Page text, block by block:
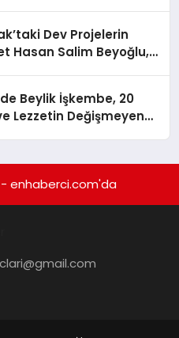
Dev Projelerin
Hasan Salim Beyoğlu,
Beylik İşkembe, 20
Lezzetin Değişmeyen
- enhaberci.com'da